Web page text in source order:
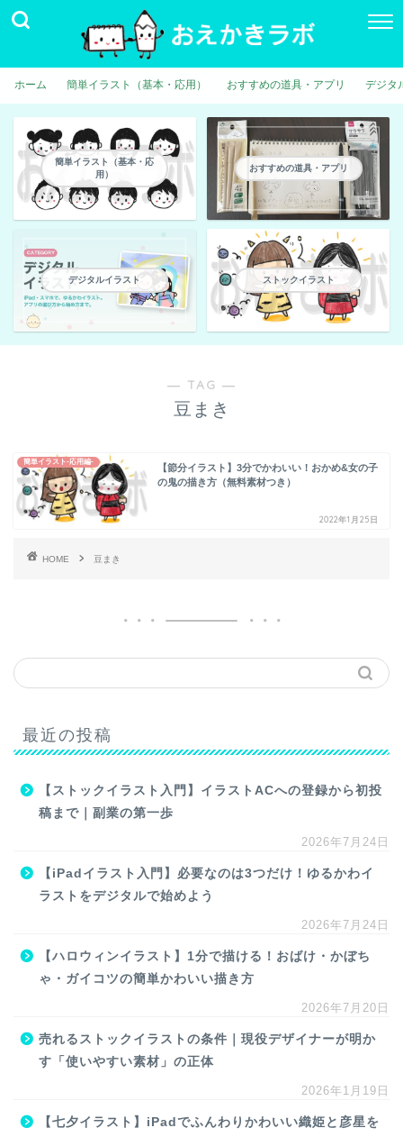
ホーム 簡単イラスト（基本・応用） おすすめの道具・アプリ デジタ
簡単イラスト（基本・応
用）
おすすめの道具・アプリ
デジタルイラスト ストックイラスト
― TAG ―
豆まき
簡単イラスト-応用編-
【節分イラスト】3分でかわいい！おかめ&女の子
の鬼の描き方（無料素材つき）
2022年1月25日
HOME 豆まき
最近の投稿
【ストックイラスト入門】イラストACへの登録から初投
稿まで｜副業の第一歩
2026年7月24日
【iPadイラスト入門】必要なのは3つだけ！ゆるかわイ
ラストをデジタルで始めよう
2026年7月24日
【ハロウィンイラスト】1分で描ける！おばけ・かぼち
ゃ・ガイコツの簡単かわいい描き方
2026年7月20日
売れるストックイラストの条件｜現役デザイナーが明か
す「使いやすい素材」の正体
2026年1月19日
【七夕イラスト】iPadでふんわりかわいい織姫と彦星を